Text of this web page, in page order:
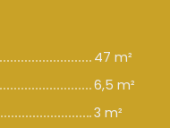
47 m²
6,5 m²
3 m²